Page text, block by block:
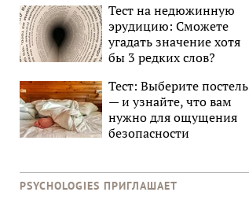
Тест на недюжинную
эрудицию: Сможете
угадать значение хотя
бы 3 редких слов?
Тест: Выберите постель
— и узнайте, что вам
нужно для ощущения
безопасности
PSYCHOLOGIES ПРИГЛАШАЕТ